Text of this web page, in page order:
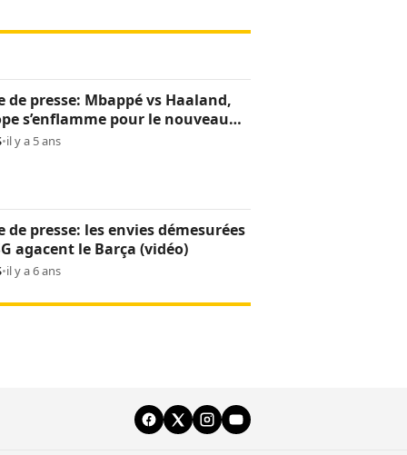
de presse: Mbappé vs Haaland,
s’enflamme pour le nouveau
« rois » (vidéo)
•il y a 5 ans
de presse: les envies démesurées
agacent le Barça (vidéo)
•il y a 6 ans